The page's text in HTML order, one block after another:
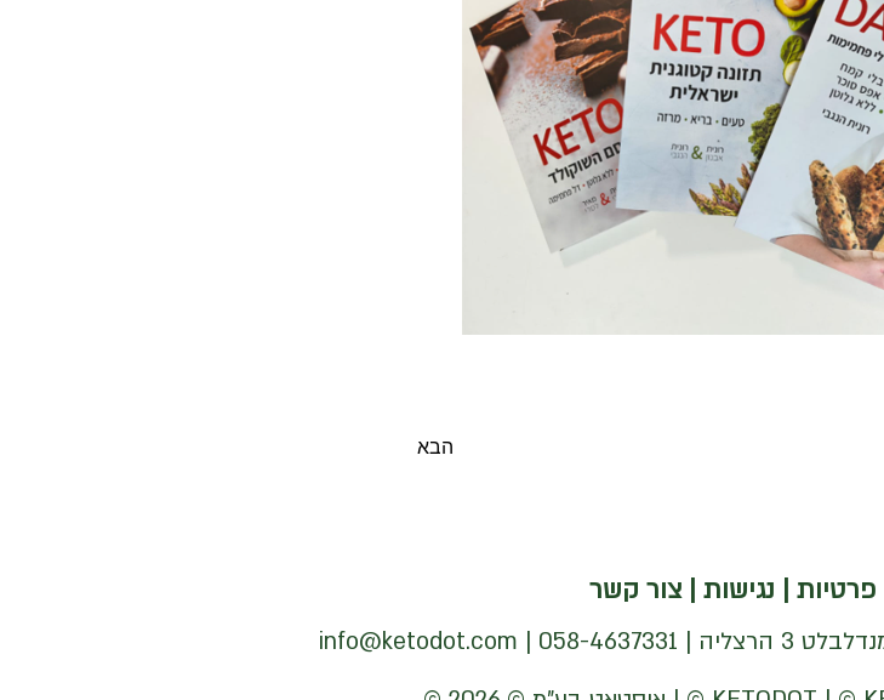
הבא
|פרטיות נגישות |צור קשר
info@ketodot.com